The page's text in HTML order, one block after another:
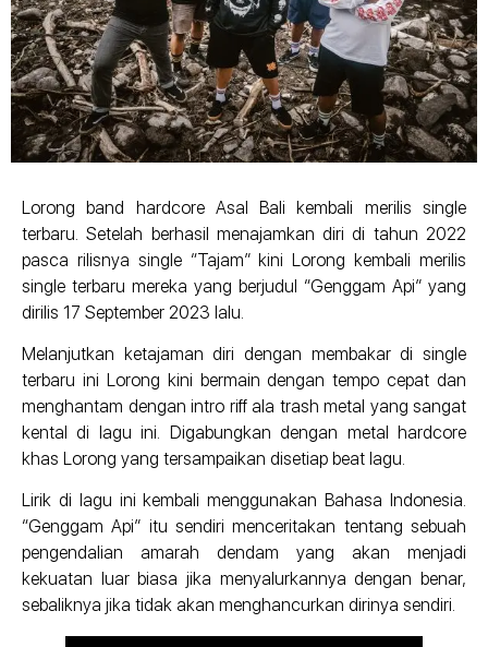
Lorong band hardcore Asal Bali kembali merilis single
terbaru. Setelah berhasil menajamkan diri di tahun 2022
pasca rilisnya single “Tajam” kini Lorong kembali merilis
single terbaru mereka yang berjudul “Genggam Api” yang
dirilis 17 September 2023 lalu.
Melanjutkan ketajaman diri dengan membakar di single
terbaru ini Lorong kini bermain dengan tempo cepat dan
menghantam dengan intro riff ala trash metal yang sangat
kental di lagu ini. Digabungkan dengan metal hardcore
khas Lorong yang tersampaikan disetiap beat lagu.
Lirik di lagu ini kembali menggunakan Bahasa Indonesia.
“Genggam Api” itu sendiri menceritakan tentang sebuah
pengendalian amarah dendam yang akan menjadi
kekuatan luar biasa jika menyalurkannya dengan benar,
sebaliknya jika tidak akan menghancurkan dirinya sendiri.